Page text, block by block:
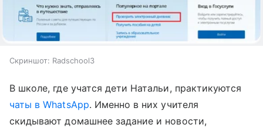
Скриншот: Radschool3
В школе, где учатся дети Натальи, практикуются
чаты в WhatsApp. Именно в них учителя
скидывают домашнее задание и новости,